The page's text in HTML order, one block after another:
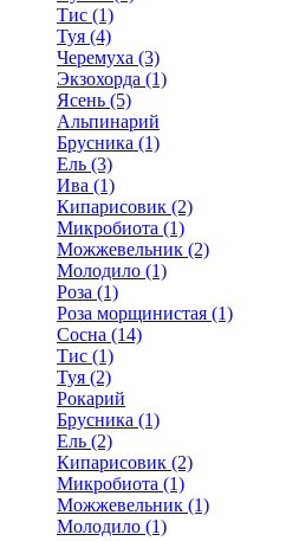
Тис (1)
Туя (4)
Черемуха (3)
Экзохорда (1)
Ясень (5)
Альпинарий
Брусника (1)
Ель (3)
Ива (1)
Кипарисовик (2)
Микробиота (1)
Можжевельник (2)
Молодило (1)
Роза (1)
Роза морщинистая (1)
Сосна (14)
Тис (1)
Туя (2)
Рокарий
Брусника (1)
Ель (2)
Кипарисовик (2)
Микробиота (1)
Можжевельник (1)
Молодило (1)